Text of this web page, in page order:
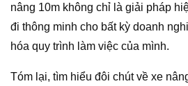
nâng 10m không chỉ là giải pháp
đi thông minh cho bất kỳ doanh
hóa quy trình làm việc của mình.
Tóm lại, tìm hiểu đôi chút về xe